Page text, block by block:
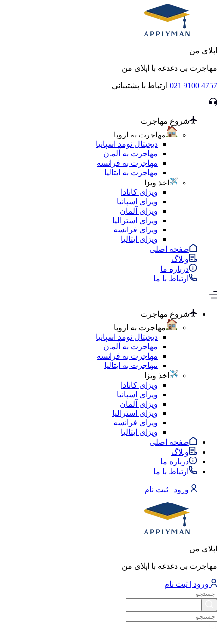
اپلای من
مهاجرت بی دغدغه با اپلای من
021 9100 4757 ارتباط با پشتیبانی
شروع مهاجرت
مهاجرت به اروپا
دیجیتال نومد اسپانیا
مهاجرت به آلمان
مهاجرت به فرانسه
مهاجرت به ایتالیا
اخذ ویزا
ویزای کانادا
ویزای اسپانیا
ویزای آلمان
ویزای استرالیا
ویزای فرانسه
ویزای ایتالیا
صفحه اصلی
وبلاگ
درباره ما
ارتباط با ما
شروع مهاجرت
مهاجرت به اروپا
دیجیتال نومد اسپانیا
مهاجرت به آلمان
مهاجرت به فرانسه
مهاجرت به ایتالیا
اخذ ویزا
ویزای کانادا
ویزای اسپانیا
ویزای آلمان
ویزای استرالیا
ویزای فرانسه
ویزای ایتالیا
صفحه اصلی
وبلاگ
درباره ما
ارتباط با ما
ورود | ثبت نام
اپلای من
مهاجرت بی دغدغه با اپلای من
ورود | ثبت نام